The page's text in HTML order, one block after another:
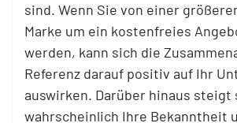
sind. Wenn Sie von einer
Marke um ein kostenfreies
werden, kann sich die
Referenz darauf positiv auf Ihr
auswirken. Darüber hinaus steigt
wahrscheinlich Ihre Bekanntheit